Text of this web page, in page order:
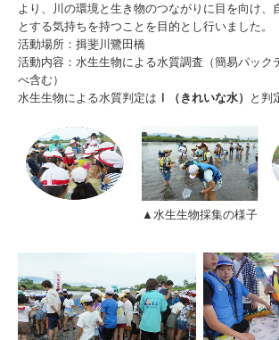
より、川の環境と生き物のつながりに目を向け、
とする気持ちを持つことを目的とし行いました。
活動場所：揖斐川鷺田橋
活動内容：水生生物による水質調査（簡易パック
べ含む）
水生生物による水質判定は Ⅰ（きれいな水） と判
▲水生生物採集の様子